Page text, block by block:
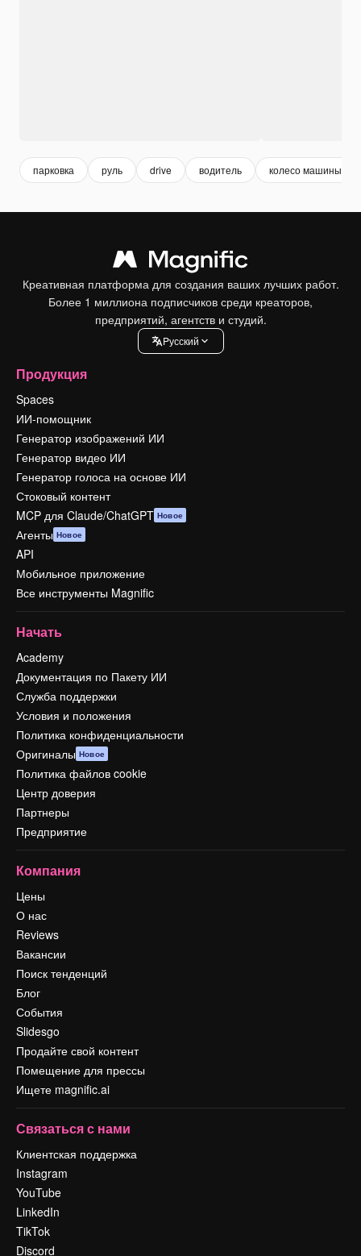
парковка руль drive водитель колесо машины
Креативная платформа для создания ваших лучших работ.
Более 1 миллиона подписчиков среди креаторов,
предприятий, агентств и студий.
Pусский
Продукция
Spaces
ИИ-помощник
Генератор изображений ИИ
Генератор видео ИИ
Генератор голоса на основе ИИ
Стоковый контент
MCP для Claude/ChatGPT Новое
Агенты Новое
API
Мобильное приложение
Все инструменты Magnific
Начать
Academy
Документация по Пакету ИИ
Служба поддержки
Условия и положения
Политика конфиденциальности
Оригиналы Новое
Политика файлов cookie
Центр доверия
Партнеры
Предприятие
Компания
Цены
О нас
Reviews
Вакансии
Поиск тенденций
Блог
События
Slidesgo
Продайте свой контент
Помещение для прессы
Ищете magnific.ai
Связаться с нами
Клиентская поддержка
Instagram
YouTube
LinkedIn
TikTok
Discord